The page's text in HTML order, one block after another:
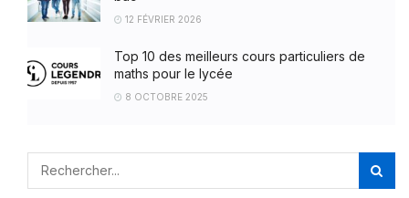
12 FÉVRIER 2026
Top 10 des meilleurs cours particuliers de
maths pour le lycée
8 OCTOBRE 2025